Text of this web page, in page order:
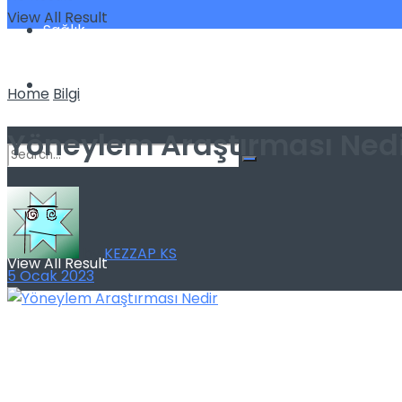
Sağlık
Spor
No Result
View All Result
View All Result
Home Bilgi
Yöneylem Araştırması
byKEZZAP KS
5 Ocak 2023